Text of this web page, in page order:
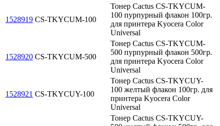
1528919 CS-TKYCUM-100
Тонер Cactus CS-TKYCUM-
100 пурпурный флакон 100гр.
для принтера Kyocera Color
Universal
1528920 CS-TKYCUM-500
Тонер Cactus CS-TKYCUM-
500 пурпурный флакон 500гр.
для принтера Kyocera Color
Universal
1528921 CS-TKYCUY-100
Тонер Cactus CS-TKYCUY-
100 желтый флакон 100гр. для
принтера Kyocera Color
Universal
Тонер Cactus CS-TKYCUY-